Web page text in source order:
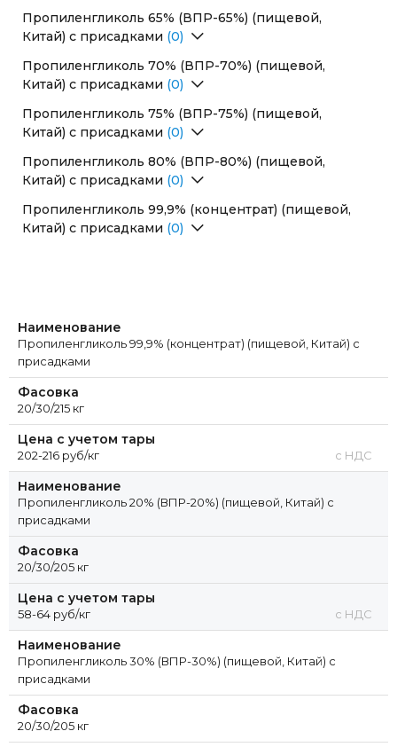
Пропиленгликоль 65% (ВПР-65%) (пищевой,
Китай) с присадками (0)
Пропиленгликоль 70% (ВПР-70%) (пищевой,
Китай) с присадками (0)
Пропиленгликоль 75% (ВПР-75%) (пищевой,
Китай) с присадками (0)
Пропиленгликоль 80% (ВПР-80%) (пищевой,
Китай) с присадками (0)
Пропиленгликоль 99,9% (концентрат) (пищевой,
Китай) с присадками (0)
Наименование
Пропиленгликоль 99,9% (концентрат) (пищевой, Китай) с
присадками
Фасовка
20/30/215 кг
Цена с учетом тары
202-216 руб/кг с НДС
Наименование
Пропиленгликоль 20% (ВПР-20%) (пищевой, Китай) с
присадками
Фасовка
20/30/205 кг
Цена с учетом тары
58-64 руб/кг с НДС
Наименование
Пропиленгликоль 30% (ВПР-30%) (пищевой, Китай) с
присадками
Фасовка
20/30/205 кг